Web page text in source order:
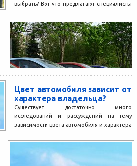
выбрать? Вот что предлагают специалисты
Цвет автомобиля зависит от
характера владельца?
Существует достаточно много
исследований и рассуждений на тему
зависимости цвета автомобиля и характера